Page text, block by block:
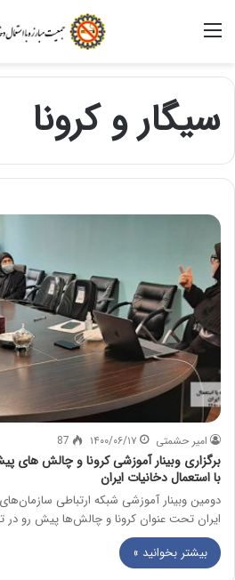
سیگار و کرونا
امیر حشمتی ۱۴۰۰/۰۶/۱۷ 87
برگزاری وبینار آموزشی کرونا و چالش های
با استعمال دخانیات ایران
دومین وبینار آموزشی شبکه ارتباطی
ایران تحت عنوان کرونا و چالش‌ها پیش رو در
بیشتر بخوانید »